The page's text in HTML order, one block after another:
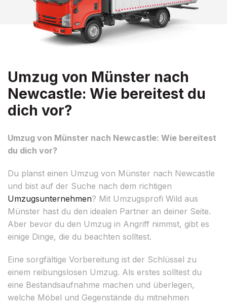
Umzug von Münster nach
Newcastle: Wie bereitest du
dich vor?
Umzug von Münster nach Newcastle: Wie bereitest
du dich vor?
Du planst einen Umzug von Münster nach Newcastle
und bist auf der Suche nach dem richtigen
Umzugsunternehmen? Mit Umzugsprofi Wild aus
Münster hast du den idealen Partner an deiner Seite.
Aber bevor du den Umzug in Angriff nimmst, gibt es
einige Dinge, die du beachten solltest.
Eine sorgfältige Vorbereitung ist der Schlüssel zu
einem reibungslosen Umzug. Als erstes solltest du
eine Bestandsaufnahme machen und überlegen,
welche Möbel und Gegenstände du mitnehmen